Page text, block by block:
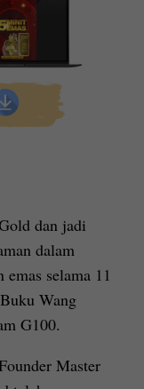
dan jadi
dalam
selama 11
Wang
G100.
Master